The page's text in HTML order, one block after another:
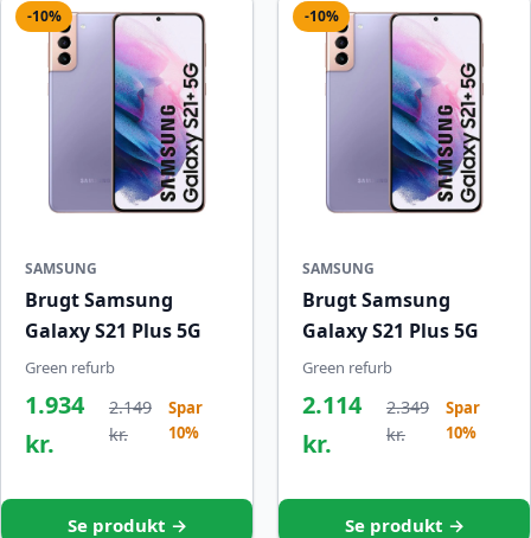
-10%
SAMSUNG
Brugt Samsung
Galaxy S21 Plus 5G
Green refurb
1.934
kr.
2.149
kr.
Spar
10%
Se produkt →
-10%
SAMSUNG
Brugt Samsung
Galaxy S21 Plus 5G
Green refurb
2.114
kr.
2.349
kr.
Spar
10%
Se produkt →